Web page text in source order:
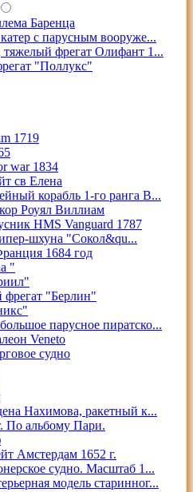
Баренца
с парусным вооруже...
фрегат Олифант 1...
"Поллукс"
1719
war 1834
св Елена
корабль 1-го ранга В...
Роуял Виллиам
HMS Vanguard 1787
шхуна "Сокол&qu...
1684 год
"
фрегат "Берлин"
парусное пиратско...
Veneto
судно
Нахимова, ракетный к...
По альбому Пари.
Амстердам 1652 г.
судно. Масштаб 1...
модель старинног...